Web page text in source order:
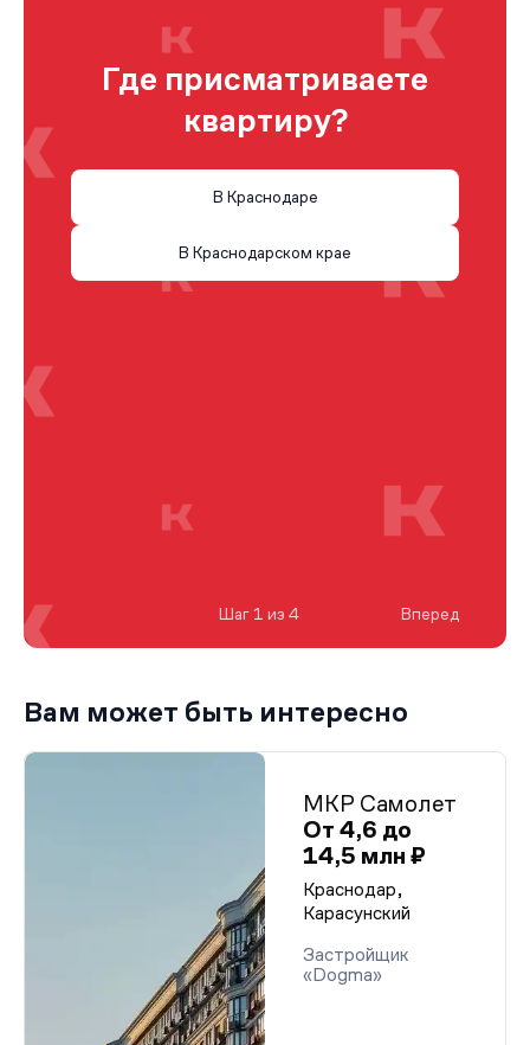
Где присматриваете
квартиру?
В Краснодаре
В Краснодарском крае
Шаг 1 из 4 Вперед
Вам может быть интересно
МКР Самолет
От 4,6 до
14,5 млн ₽
Краснодар,
Карасунский
Застройщик
«Dogma»